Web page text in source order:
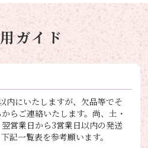
ガイド
内にいたしますが、欠品等でそ
らご連絡いたします。尚、土・
営業日から3営業日以内の発送
記一覧表を参考願います。